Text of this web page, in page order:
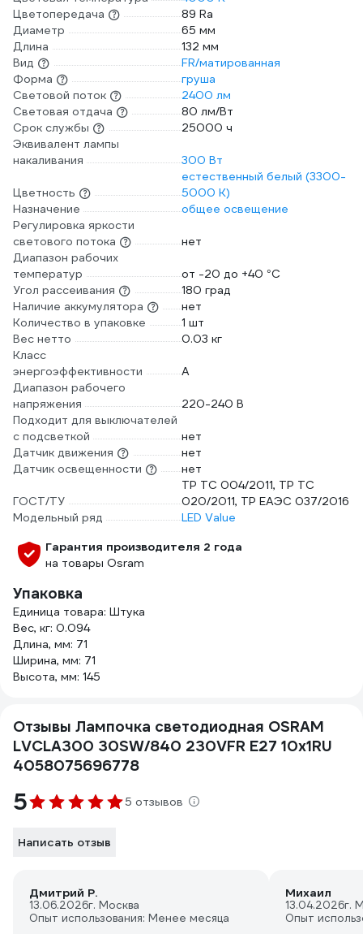
Цветопередача
89 Ra
Диаметр
65 мм
Длина
132 мм
Вид
FR/матированная
Форма
груша
Световой поток
2400 лм
Световая отдача
80 лм/Вт
Срок службы
25000 ч
Эквивалент лампы
накаливания
300 Вт
Цветность
естественный белый (3300-
5000 К)
Назначение
общее освещение
Регулировка яркости
светового потока
нет
Диапазон рабочих
температур
от -20 до +40 °С
Угол рассеивания
180 град
Наличие аккумулятора
нет
Количество в упаковке
1 шт
Вес нетто
0.03 кг
Класс
энергоэффективности
A
Диапазон рабочего
напряжения
220-240 В
Подходит для выключателей
с подсветкой
нет
Датчик движения
нет
Датчик освещенности
нет
ГОСТ/ТУ
ТР ТС 004/2011, ТР ТС
020/2011, ТР ЕАЭС 037/2016
Модельный ряд
LED Value
Гарантия производителя 2 года
на товары Osram
Упаковка
Единица товара: Штука
Вес, кг: 0.094
Длина, мм: 71
Ширина, мм: 71
Высота, мм: 145
Отзывы Лампочка светодиодная OSRAM
LVCLA300 30SW/840 230VFR E27 10x1RU
4058075696778
5 5 отзывов
Написать отзыв
Дмитрий Р.
13.06.2026г. Москва
Опыт использования: Менее месяца
Михаил
13.04.2026г.
Опыт